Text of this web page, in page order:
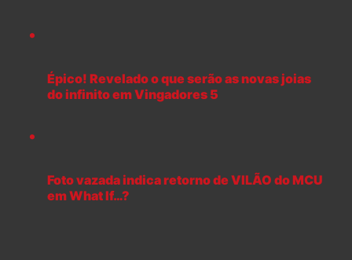
Épico! Revelado o que serão as novas joias
do infinito em Vingadores 5
Foto vazada indica retorno de VILÃO do MCU
em What If…?